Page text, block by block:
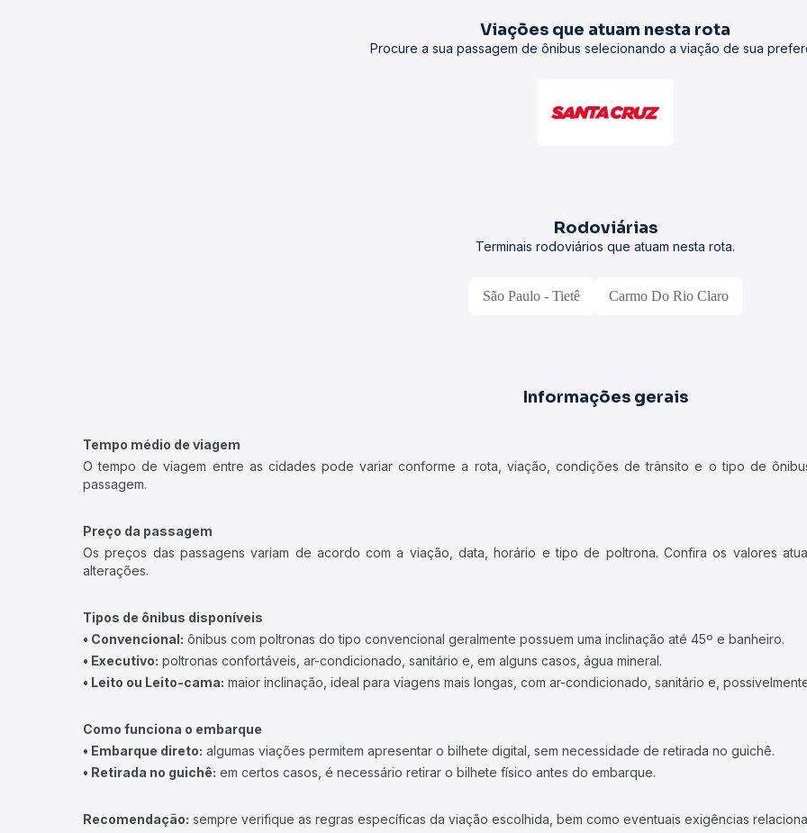
Viações que atuam nesta rota
Procure a sua passagem de ônibus selecionando a viação de sua
Rodoviárias
Terminais rodoviários que atuam nesta rota.
São Paulo - Tietê Carmo Do Rio Claro
Informações gerais
Tempo médio de viagem
O tempo de viagem entre as cidades pode variar conforme a rota, viação, condições de trânsito e o tipo de
passagem.
Preço da passagem
Os preços das passagens variam de acordo com a viação, data, horário e tipo de poltrona. Confira os valores
alterações.
Tipos de ônibus disponíveis
• Convencional: ônibus com poltronas do tipo convencional geralmente possuem uma inclinação até 45º e banheiro.
• Executivo: poltronas confortáveis, ar-condicionado, sanitário e, em alguns casos, água mineral.
• Leito ou Leito-cama: maior inclinação, ideal para viagens mais longas, com ar-condicionado, sanitário e,
Como funciona o embarque
• Embarque direto: algumas viações permitem apresentar o bilhete digital, sem necessidade de retirada no guichê.
• Retirada no guichê: em certos casos, é necessário retirar o bilhete físico antes do embarque.
Recomendação: sempre verifique as regras específicas da viação escolhida, bem como eventuais exigências